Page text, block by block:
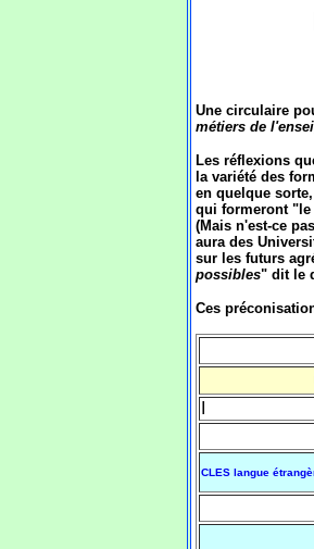
Une circulaire
métiers de
Les réflexions
la variété des
en quelque
qui formeront "le
(Mais n'est-ce
aura des
sur les futurs
possibles" dit le
Ces
CLES langue